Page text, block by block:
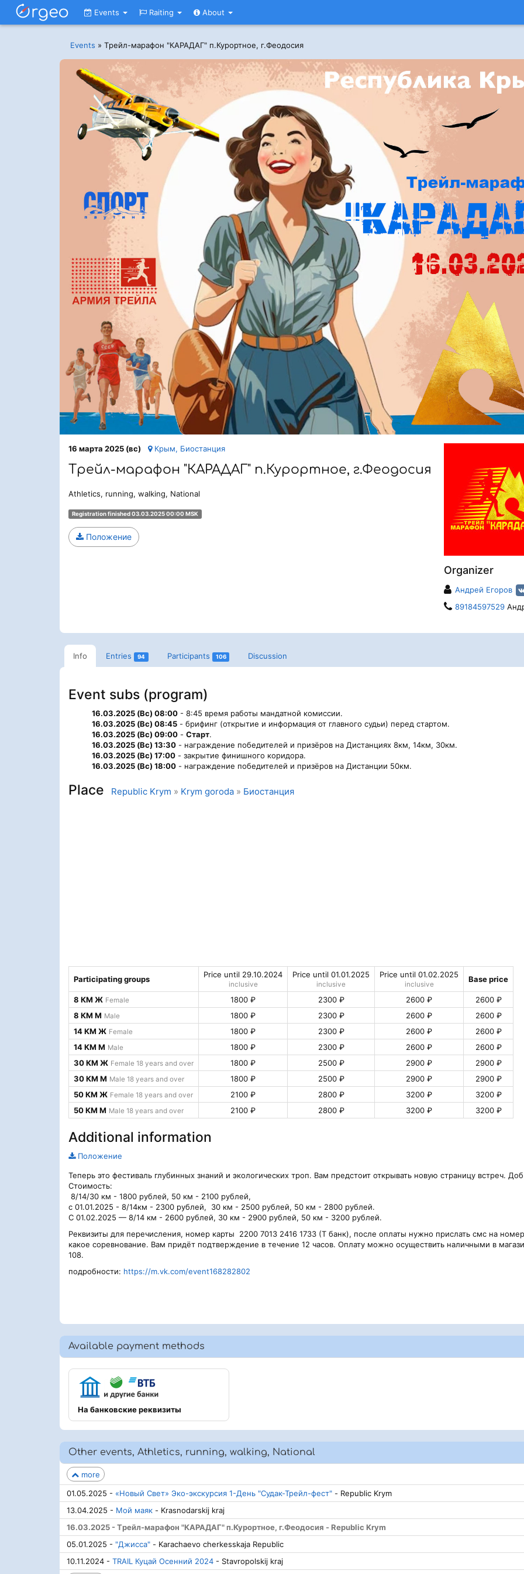
Events Raiting About
Events » Tрейл-марафон "КАРАДАГ" п.Курортное, г.Феодосия
Organizer
Андрей Егоров
89184597529
16 марта 2025 (вс) Крым, Биостанция
Tрейл-марафон "КАРАДАГ" п.Курортное, г.Феодосия
Athletics, running, walking, National
Registration finished 03.03.2025 00:00 MSK
Положение
Info Entries 94 Participants 106 Discussion
Event subs (program)
16.03.2025 (Вс) 08:00 - 8:45 время работы мандатной комиссии.
16.03.2025 (Вс) 08:45 - брифинг (открытие и информация от главного судьи) перед стартом.
16.03.2025 (Вс) 09:00 - Старт.
16.03.2025 (Вс) 13:30 - награждение победителей и призёров на Дистанциях 8км, 14км, 30км.
16.03.2025 (Вс) 17:00 - закрытие финишного коридора.
16.03.2025 (Вс) 18:00 - награждение победителей и призёров на Дистанции 50км.
Place Republic Krym » Krym goroda » Биостанция
Participating groups Price until 29.10.2024
inclusive
Price until 01.01.2025
inclusive
Price until 01.02.2025
inclusive
Base price
8 КМ Ж Female 1800 ₽ 2300 ₽ 2600 ₽
2600 ₽
8 КМ М Male 1800 ₽ 2300 ₽ 2600 ₽
2600 ₽
14 КМ Ж Female 1800 ₽ 2300 ₽ 2600 ₽
2600 ₽
14 КМ М Male 1800 ₽ 2300 ₽ 2600 ₽
2600 ₽
30 КМ Ж Female 18 years and over 1800 ₽ 2500 ₽ 2900 ₽
2900 ₽
30 КМ М Male 18 years and over 1800 ₽ 2500 ₽ 2900 ₽
2900 ₽
50 КМ Ж Female 18 years and over 2100 ₽ 2800 ₽ 3200 ₽
3200 ₽
50 КМ М Male 18 years and over 2100 ₽ 2800 ₽ 3200 ₽ 3200 ₽
Additional information
Положение
Теперь это фестиваль глубинных знаний и экологических троп. Вам предстоит открывать новую страницу встреч.
Стоимость:
8/14/30 км - 1800 рублей, 50 км - 2100 рублей,
с 01.01.2025 - 8/14км - 2300 рублей, 30 км - 2500 рублей, 50 км - 2800 рублей.
С 01.02.2025 — 8/14 км - 2600 рублей, 30 км - 2900 рублей, 50 км - 3200 рублей.
Реквизиты для перечисления, номер карты 2200 7013 2416 1733 (Т банк), после оплаты нужно прислать смс на
какое соревнование. Вам придёт подтверждение в течение 12 часов. Оплату можно осуществить наличными в
108.
подробности: https://m.vk.com/event168282802
Available payment methods
На банковские реквизиты
Other events, Athletics, running, walking, National
more
01.05.2025 - «Новый Свет» Эко-экскурсия 1-День "Судак-Трейл-фест" - Republic Krym
13.04.2025 - Мой маяк - Krasnodarskij kraj
16.03.2025 - Tрейл-марафон "КАРАДАГ" п.Курортное, г.Феодосия - Republic Krym
05.01.2025 - "Джисса" - Karachaevo cherkesskaja Republic
10.11.2024 - TRAIL Куцай Осенний 2024 - Stavropolskij kraj